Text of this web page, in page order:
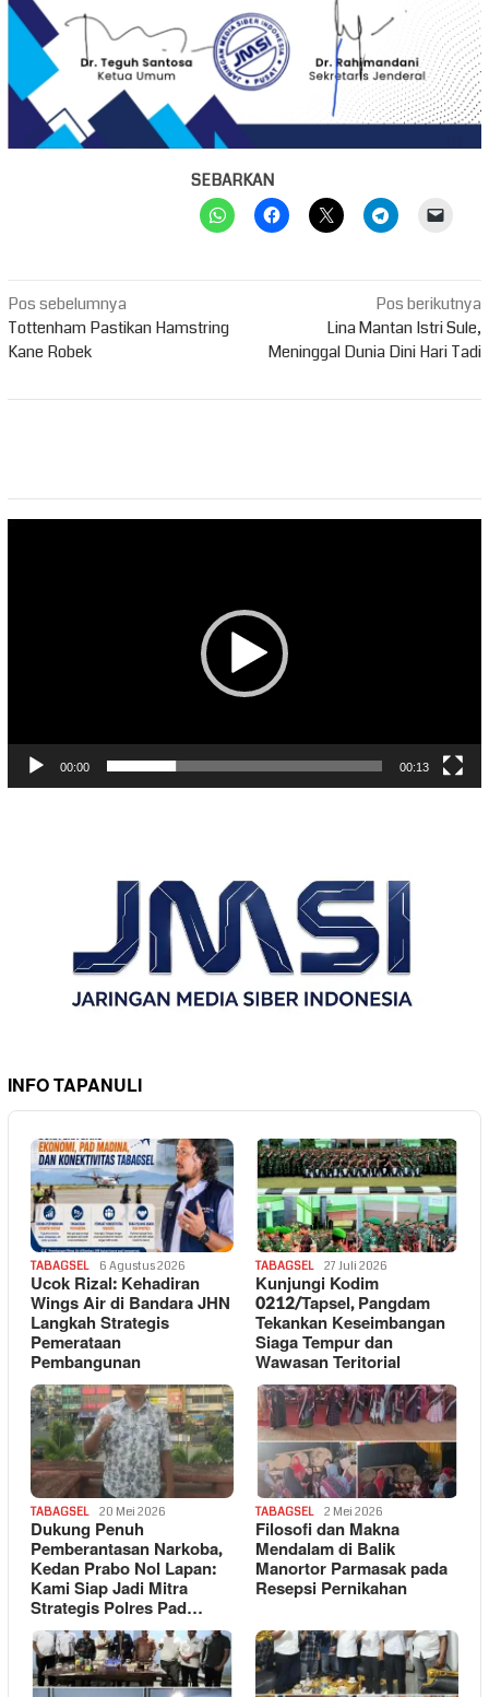
SEBARKAN
Navigasi
pos
Pos sebelumnya
Tottenham Pastikan Hamstring
Kane Robek
Pos berikutnya
Lina Mantan Istri Sule,
Meninggal Dunia Dini Hari Tadi
00:00 00:13
INFO TAPANULI
TABAGSEL 6 Agustus 2026
Ucok Rizal: Kehadiran
Wings Air di Bandara JHN
Langkah Strategis
Pemerataan
Pembangunan
TABAGSEL 27 Juli 2026
Kunjungi Kodim
0212/Tapsel, Pangdam
Tekankan Keseimbangan
Siaga Tempur dan
Wawasan Teritorial
TABAGSEL 20 Mei 2026
Dukung Penuh
Pemberantasan Narkoba,
Kedan Prabo Nol Lapan:
Kami Siap Jadi Mitra
Strategis Polres Pad…
TABAGSEL 2 Mei 2026
Filosofi dan Makna
Mendalam di Balik
Manortor Parmasak pada
Resepsi Pernikahan